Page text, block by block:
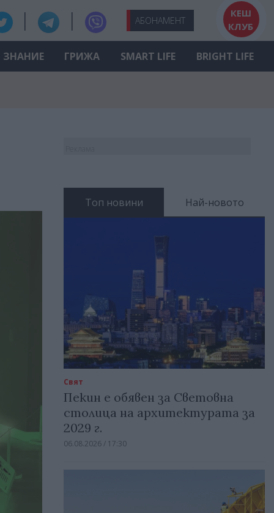
АБОНАМЕНТ
КЕШ
КЛУБ
ЗНАНИЕ ГРИЖА SMART LIFE BRIGHT LIFE
Топ новини Най-новото
Свят
Пекин е обявен за Световна
столица на архитектурата за
2029 г.
06.08.2026 / 17:30